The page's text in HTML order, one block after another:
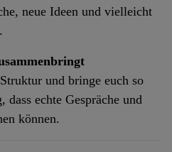
neue Ideen und vielleicht
und bringe euch so
echte Gespräche und
können.